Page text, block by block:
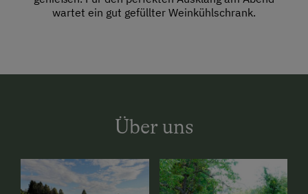
wartet ein gut gefüllter Weinkühlschrank.
Über uns